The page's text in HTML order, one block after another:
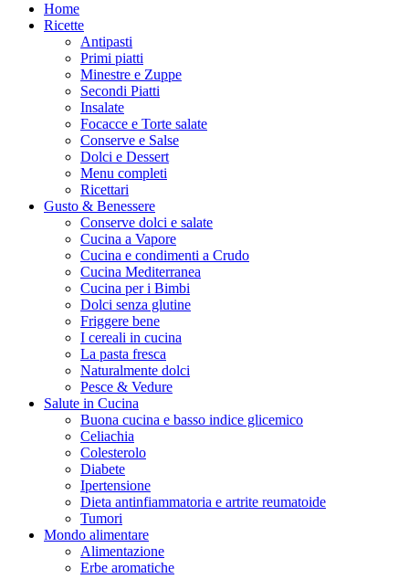
Home
Ricette
Antipasti
Primi piatti
Minestre e Zuppe
Secondi Piatti
Insalate
Focacce e Torte salate
Conserve e Salse
Dolci e Dessert
Menu completi
Ricettari
Gusto & Benessere
Conserve dolci e salate
Cucina a Vapore
Cucina e condimenti a Crudo
Cucina Mediterranea
Cucina per i Bimbi
Dolci senza glutine
Friggere bene
I cereali in cucina
La pasta fresca
Naturalmente dolci
Pesce & Vedure
Salute in Cucina
Buona cucina e basso indice glicemico
Celiachia
Colesterolo
Diabete
Ipertensione
Dieta antinfiammatoria e artrite reumatoide
Tumori
Mondo alimentare
Alimentazione
Erbe aromatiche